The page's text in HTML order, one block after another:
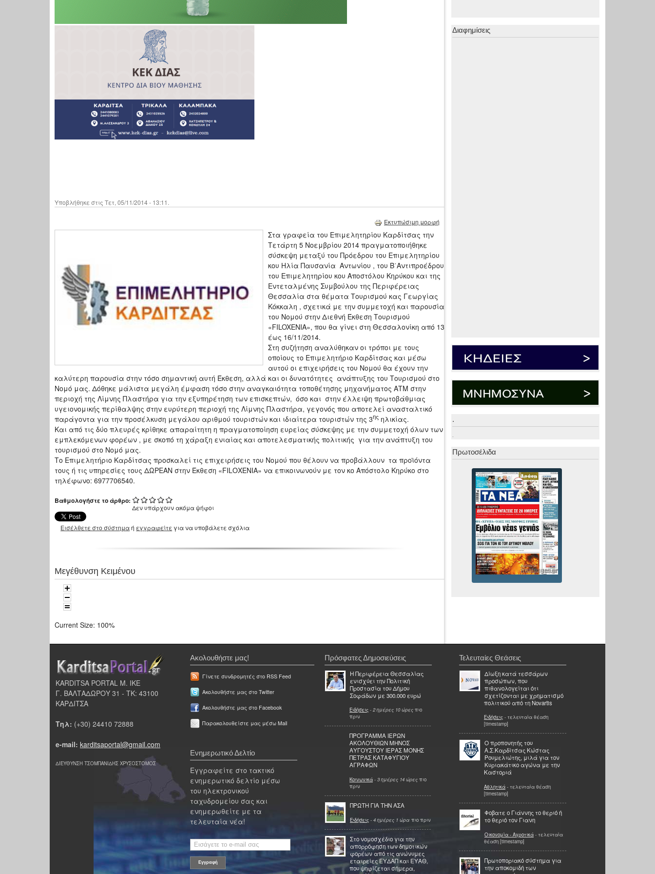
Υποβλήθηκε στις Τετ, 05/11/2014 - 13:11.
Εκτυπώσιμη μορφή
Στα γραφεία του Επιμελητηρίου Καρδίτσας την
Τετάρτη 5 Νοεμβρίου 2014 πραγματοποιήθηκε
σύσκεψη μεταξύ του Πρόεδρου του Επιμελητηρίου
κου Ηλία Παυσανία Αντωνίου , του Β΄Αντιπροέδρου
του Επιμελητηρίου κου Αποστόλου Κηρύκου και της
Εντεταλμένης Συμβούλου της Περιφέρειας
Θεσσαλία στα θέματα Τουρισμού κας Γεωργίας
Κόκκαλη , σχετικά με την συμμετοχή και παρουσία
του Νομού στην Διεθνή Έκθεση Τουρισμού
«FILOXENIA», που θα γίνει στη Θεσσαλονίκη από 13
έως 16/11/2014.
Στη συζήτηση αναλύθηκαν οι τρόποι με τους
οποίους το Επιμελητήριο Καρδίτσας και μέσω
αυτού οι επιχειρήσεις του Νομού θα έχουν την
καλύτερη παρουσία στην τόσο σημαντική αυτή Έκθεση, αλλά και οι δυνατότητες ανάπτυξης του Τουρισμού στο
Νομό μας. Δόθηκε μάλιστα μεγάλη έμφαση τόσο στην αναγκαιότητα τοποθέτησης μηχανήματος ΑΤΜ στην
περιοχή της Λίμνης Πλαστήρα για την εξυπηρέτηση των επισκεπτών, όσο και στην έλλειψη πρωτοβάθμιας
υγειονομικής περίθαλψης στην ευρύτερη περιοχή της Λίμνης Πλαστήρα, γεγονός που αποτελεί ανασταλτικό
παράγοντα για την προσέλκυση μεγάλου αριθμού τουριστών και ιδιαίτερα τουριστών της 3ης ηλικίας.
Και από τις δύο πλευρές κρίθηκε απαραίτητη η πραγματοποίηση ευρείας σύσκεψης με την συμμετοχή όλων των
εμπλεκόμενων φορέων , με σκοπό τη χάραξη ενιαίας και αποτελεσματικής πολιτικής για την ανάπτυξη του
τουρισμού στο Νομό μας.
Το Επιμελητήριο Καρδίτσας προσκαλεί τις επιχειρήσεις του Νομού που θέλουν να προβάλλουν τα προϊόντα
τους ή τις υπηρεσίες τους ΔΩΡΕΑΝ στην Έκθεση «FΙLΟXΕΝΙΑ» να επικοινωνούν με τον κο Απόστολο Κηρύκο στο
τηλέφωνο: 6977706540.
Βαθμολογήστε το άρθρο:
Δεν υπάρχουν ακόμα ψήφοι
Εισέλθετε στο σύστημαή εγγραφείτε για να υποβάλετε σχόλια
Μεγέθυνση Κειμένου
Current Size: 100%
Διαφημίσεις
.
.
Πρωτοσέλιδα
KARDITSA PORTAL Μ. ΙΚΕ
Γ. ΒΑΛΤΑΔΩΡΟΥ 31 - ΤΚ: 43100
ΚΑΡΔΙΤΣΑ
Τηλ: (+30) 24410 72888
e-mail: karditsaportal@gmail.com
ΔΙΕΥΘΥΝΣΗ ΤΣΟΜΠΑΝΙΔΗΣ ΧΡΥΣΟΣΤΟΜΟΣ
Ακολουθήστε μας!
Γίνετε συνδρομητές στο RSS Feed
Ακολουθήστε μας στο Twitter
Ακολουθήστε μας στο Facebook
Παρακολουθείστε μας μέσω Mail
Ενημερωτικό Δελτίο
Εγγραφείτε στο τακτικό
ενημερωτικό δελτίο μέσω
του ηλεκτρονικού
ταχυδρομείου σας και
ενημερωθείτε με τα
τελευταία νέα!
Πρόσφατες Δημοσιεύσεις
Η Περιφέρεια Θεσσαλίας
ενισχύει την Πολιτική
Προστασία του Δήμου
Σοφάδων με 300.000 ευρώ
Ειδήσεις - 2 ημέρες 10 ώρες πιο
πριν
ΠΡΟΓΡΑΜΜΑ ΙΕΡΩΝ
ΑΚΟΛΟΥΘΙΩΝ ΜΗΝΟΣ
ΑΥΓΟΥΣΤΟΥ ΙΕΡΑΣ ΜΟΝΗΣ
ΠΕΤΡΑΣ ΚΑΤΑΦΥΓΙΟΥ
ΑΓΡΑΦΩΝ
Κοινωνικά - 3 ημέρες 14 ώρες πιο
πριν
ΠΡΩΤΗ ΓΙΑ ΤΗΝ ΑΣΑ
Ειδήσεις - 4 ημέρες 1 ώρα πιο πριν
Στο νομοσχέδιο για την
απορρόφηση των δημοτικών
φορέων από τις ανώνυμες
εταιρείες ΕΥΔΑΠ και ΕΥΑΘ,
που ψηφίζεται σήμερα,
Τελευταίες Θεάσεις
Δίωξη κατά τεσσάρων
προσώπων, που
πιθανολογείται ότι
σχετίζονται με χρηματισμό
πολιτικού από τη Novartis
Ειδήσεις - τελευταία θέαση
[timestamp]
Ο προπονητής του
Α.Σ.Καρδίτσας Κώστας
Ρουμελιώτης, μιλά για τον
Κυριακάτικο αγώνα με την
Καστοριά
Αθλητικά - τελευταία θέαση
[timestamp]
Φοβατε ο Γιάννης το θεριό ή
το θεριό τον Γιανη
Οικονομία - Αγροτικά - τελευταία
θέαση [timestamp]
Πρωτοποριακό σύστημα για
την αποκομιδή των